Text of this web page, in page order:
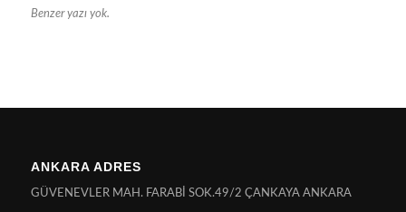
Benzer yazı yok.
ANKARA ADRES
GÜVENEVLER MAH. FARABİ SOK.49/2 ÇANKAYA ANKARA